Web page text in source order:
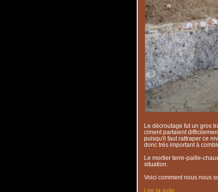
Le décroutage fut un gros
ciment partaient
puisqu'il faut rattraper ce
donc très important à
Le mortier terre-paille-
situation.
Voici comment nous nous
Lire la suite